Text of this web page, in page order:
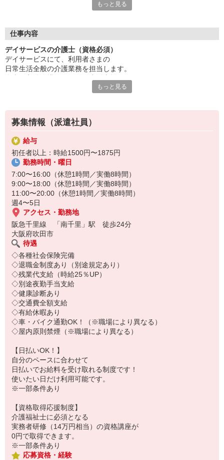
日常生活のサポートを通して、
中心メンバーとしてしっかり評価します◎
無理なく長く続けられる体制の中で、
利用者さまとじっくり向き合い、
介護のやりがいと誇りを実感できる職場です。
もっと見る
仕事内容
デイサービスの介護士（資格必須）
デイサービスにて、利用者さまの
日常生活全般の介護業務を担当します。
もっと見る
募集情報（派遣社員）
給与
初任者以上：時給1500円〜1875円
勤務時間・曜日
7:00〜16:00（休憩1時間／実働8時間）
9:00〜18:00（休憩1時間／実働8時間）
11:00〜20:00（休憩1時間／実働8時間）
週4〜5日
アクセス・勤務地
阪急千里線 「南千里」駅 徒歩24分
大阪府吹田市
待遇
◇各種社会保険完備
◇退職金制度あり（別途規定あり）
◇残業代支給（時給25％UP）
◇別途夜勤手当支給
◇健康診断あり
◇交通費全額支給
◇有給休暇あり
◇車・バイク通勤OK！（※職場により異なる）
◇屋内原則禁煙（※職場により異なる）
【日払いOK！】
自分のペースに合わせて
日払いでお給料を受け取れる制度です！
使いたい日だけ利用可能です。
※一部条件あり
【資格取得応援制度】
介護福祉士に必須となる
実務者研修（14万円相当）の資格講座が
0円で取得できます。
※一部条件あり
応募資格・経験